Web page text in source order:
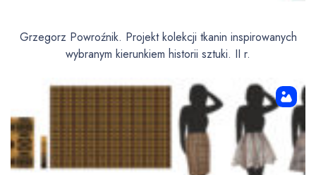
Grzegorz Powroźnik. Projekt kolekcji tkanin inspirowanych
wybranym kierunkiem historii sztuki. II r.